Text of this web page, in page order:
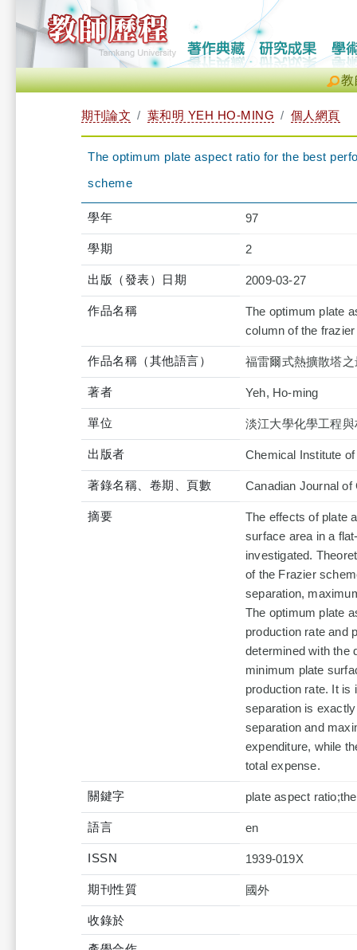
教
期刊論文 葉和明 YEH HO-MING 個人網頁
The optimum plate aspect ratio for the best
scheme
學年 97
學期 2
出版（發表）日期 2009-03-27
作品名稱
The optimum plate
column of the
作品名稱（其他語言） 福雷爾式熱擴散塔
著者 Yeh, Ho-ming
單位 淡江大學化學工程
出版者 Chemical Institute
著錄名稱、卷期、頁數 Canadian Journal
摘要
The effects of plate
surface area in a
investigated.
of the Frazier
separation,
The optimum plate
production rate and
determined with the
minimum plate
production rate. It is
separation is
separation and
expenditure, while
total expense.
關鍵字 plate aspect
語言 en
ISSN 1939-019X
期刊性質 國外
收錄於